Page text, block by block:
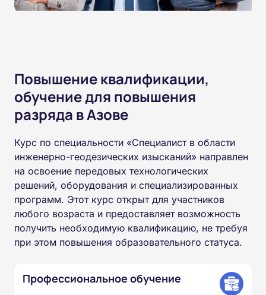
Повышение квалификации,
обучение для повышения
разряда в Азове
Курс по специальности «Специалист в области
инженерно-геодезических изысканий» направлен
на освоение передовых технологических
решений, оборудования и специализированных
программ. Этот курс открыт для участников
любого возраста и предоставляет возможность
получить необходимую квалификацию, не требуя
при этом повышения образовательного статуса.
Профессиональное обучение